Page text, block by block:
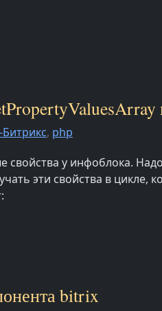
Битрикс, php
свойства у инфоблока.
эти свойства в цикле,
bitrix